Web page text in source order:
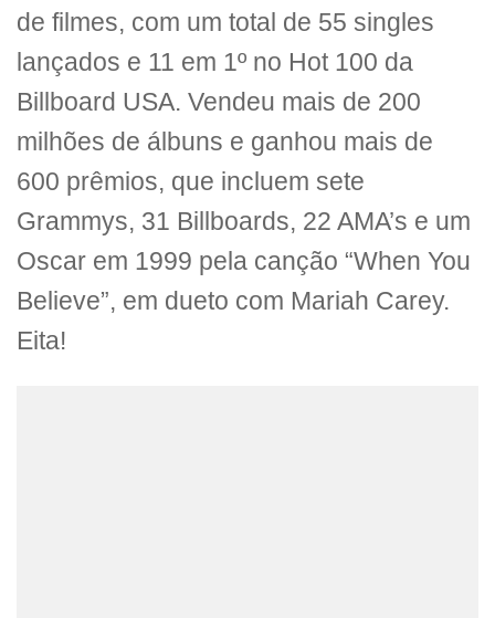
de filmes, com um total de 55 singles
lançados e 11 em 1º no Hot 100 da
Billboard USA. Vendeu mais de 200
milhões de álbuns e ganhou mais de
600 prêmios, que incluem sete
Grammys, 31 Billboards, 22 AMA’s e um
Oscar em 1999 pela canção “When You
Believe”, em dueto com Mariah Carey.
Eita!